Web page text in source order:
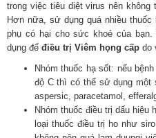
trong việc tiêu diệt virus nên không
Hơn nữa, sử dụng quá nhiều
phụ có hại cho sức khoẻ của
dụng để điều trị Viêm họng cấp do
Nhóm thuốc hạ sốt: nếu
độ C thì có thể sử dụng một
aspersic, paracetamol,
Nhóm thuốc điều trị dấu hiệu
loại thuốc điều trị ho như